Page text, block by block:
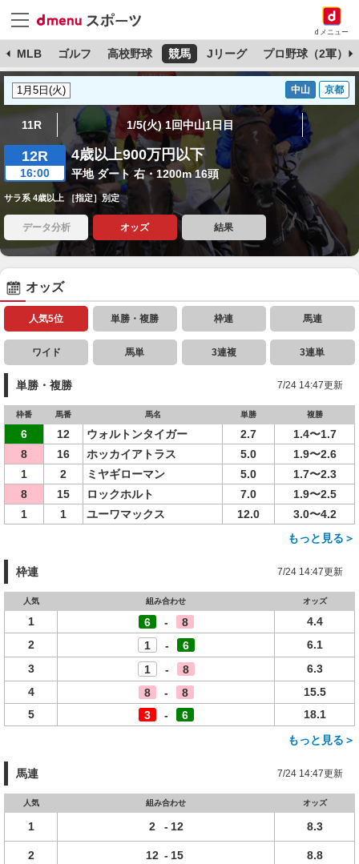
dメニュー
MLB ゴルフ 高校野球 競馬 Jリーグ プロ野球（2軍）
中山 京都
11R 1/5(火) 1回中山1日目
12R
16:00
4歳以上900万円以下
平地 ダート 右・1200m 16頭
サラ系 4歳以上 ［指定］別定
データ分析 オッズ 結果
オッズ
人気5位 単勝・複勝 枠連 馬連
ワイド 馬単 3連複 3連単
単勝・複勝 7/24 14:47更新
枠番 馬番 馬名 単勝 複勝
6 12 ウォルトンタイガー 2.7
1.4〜1.7
8
16 ホッカイアトラス 5.0
1.9〜2.6
1
2 ミヤギローマン 5.0
1.7〜2.3
8
15 ロックホルト 7.0
1.9〜2.5
1
1 ユーワマックス 12.0
3.0〜4.2
もっと見る＞
枠連 7/24 14:47更新
人気 組み合わせ オッズ
1 6 - 8
4.4
2
1 - 6
6.1
3
1 - 8
6.3
4
8 - 8
15.5
5
3 - 6
18.1
もっと見る＞
馬連 7/24 14:47更新
人気 組み合わせ オッズ
1 2 - 12 8.3
2 12 - 15 8.8